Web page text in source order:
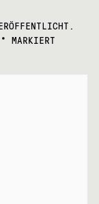
* MARKIERT